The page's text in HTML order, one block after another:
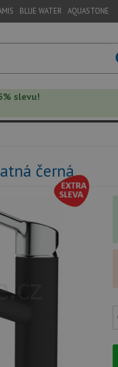
BLUE WATER AQUASTONE
slevu!
černá